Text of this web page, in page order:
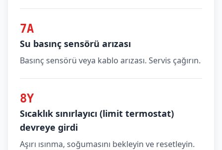
7A
Su basınç sensörü arızası
Basınç sensörü veya kablo arızası. Servis çağırın.
8Y
Sıcaklık sınırlayıcı (limit termostat)
devreye girdi
Aşırı ısınma, soğumasını bekleyin ve resetleyin.